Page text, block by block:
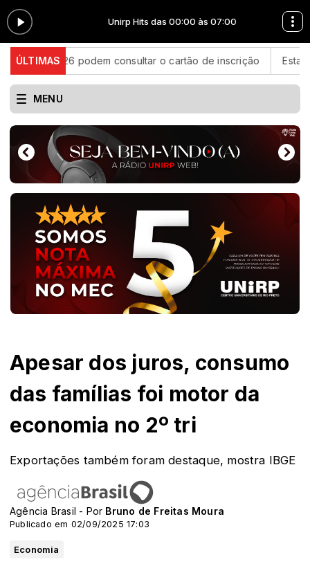
Unirp Hits das 00:00 às 07:00
ÚLTIMAS
podem consultar o cartão de inscrição Estado de São
MENU
Apesar dos juros, consumo
das famílias foi motor da
economia no 2º tri
Exportações também foram destaque, mostra IBGE
Agência Brasil - Por Bruno de Freitas Moura
Publicado em 02/09/2025 17:03
Economia